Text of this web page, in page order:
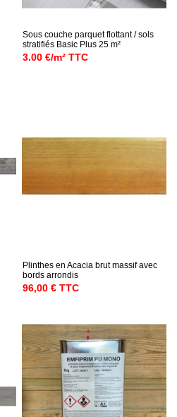
Sous couche parquet flottant / sols
stratifiés Basic Plus 25 m²
3.00 €/m² TTC
Plinthes en Acacia brut massif avec
bords arrondis
96,00 € TTC